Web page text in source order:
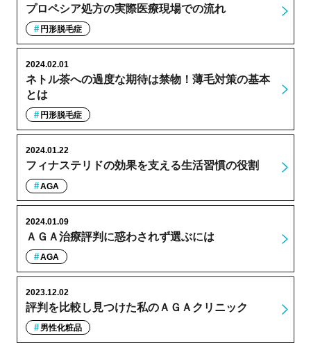
プロペシア処方の実際医療現場での流れ
円形脱毛症
ネトル茶への過度な期待は禁物！薄毛対策の基本
とは
2024.02.01
円形脱毛症
フィナステリドの効果を支える生活習慣の役割
2024.01.22
AGA
ＡＧＡ治療評判に惑わされず選ぶには
2024.01.09
AGA
評判を比較し見つけた私のＡＧＡクリニック
2023.12.02
男性化粧品